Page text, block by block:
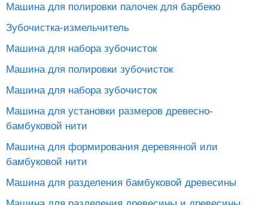
Машина для полировки палочек для барбекю
Зубочистка-измельчитель
Машина для набора зубочисток
Машина для полировки зубочисток
Машина для набора зубочисток
Машина для установки размеров древесно-
бамбуковой нити
Машина для формирования деревянной или
бамбуковой нити
Машина для разделения бамбуковой древесины